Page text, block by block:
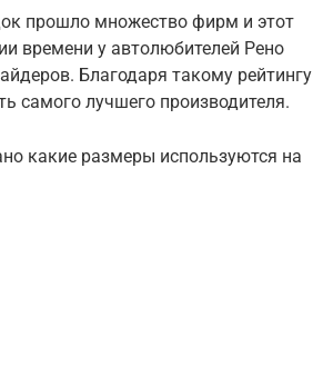
прошло множество фирм и этот
времени у автолюбителей Рено
Благодаря такому рейтингу
самого лучшего производителя.
какие размеры используются на